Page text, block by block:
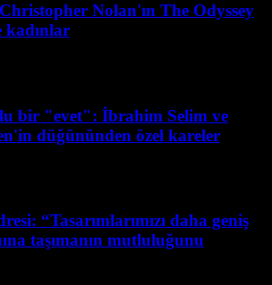
Nolan'ın The Odyssey
kadınlar
bir "evet": İbrahim Selim ve
düğününden özel kareler
“Tasarımlarımızı daha geniş
taşımanın mutluluğunu